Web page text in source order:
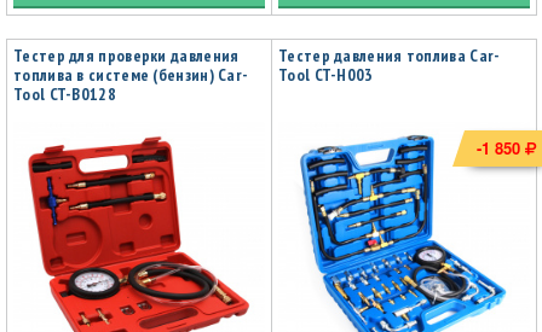
Тестер для проверки давления
топлива в системе (бензин) Car-
Tool CT-B0128
Тестер давления топлива Car-
Tool CT-H003
-1 850